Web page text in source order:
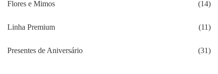
Flores e Mimos (14)
Linha Premium (11)
Presentes de Aniversário (31)